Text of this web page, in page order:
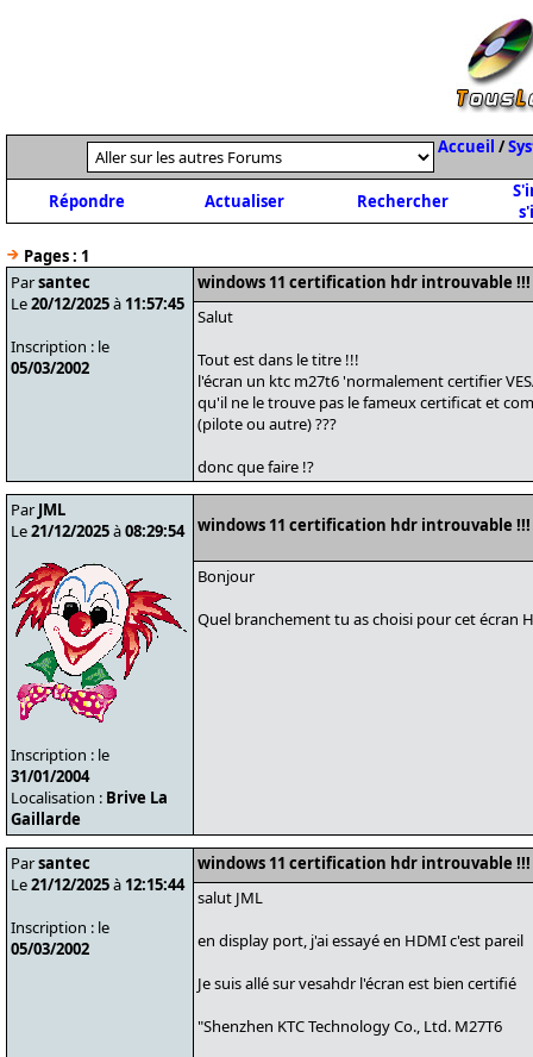
Accueil /
Répondre Actualiser Rechercher
Pages : 1
Parsantec
Le20/12/2025à 11:57:45
Inscription : le
05/03/2002
windows 11 certification hdr introuvable !!!
Salut
Tout est dans le titre !!!
l'écran un ktc m27t6 'normalement certifier
qu'il ne le trouve pas le fameux certificat et
(pilote ou autre) ???
donc que faire !?
Par JML
Le21/12/2025à08:29:54
Inscription : le
31/01/2004
Localisation : Brive La
Gaillarde
windows 11 certification hdr introuvable !!!
Bonjour
Quel branchement tu as choisi pour cet écran
Parsantec
Le21/12/2025à 12:15:44
Inscription : le
05/03/2002
windows 11 certification hdr introuvable !!!
salut JML
en display port, j'ai essayé en HDMI c'est pareil
Je suis allé sur vesahdr l'écran est bien certifié
"Shenzhen KTC Technology Co., Ltd. M27T6